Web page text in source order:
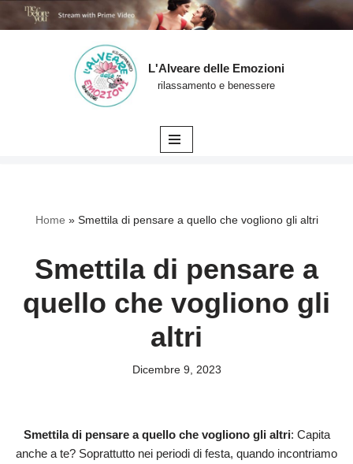
L'Alveare delle Emozioni
rilassamento e benessere
Home » Smettila di pensare a quello che vogliono gli altri
Smettila di pensare a
quello che vogliono gli
altri
Dicembre 9, 2023
Smettila di pensare a quello che vogliono gli altri: Capita
anche a te? Soprattutto nei periodi di festa, quando incontriamo